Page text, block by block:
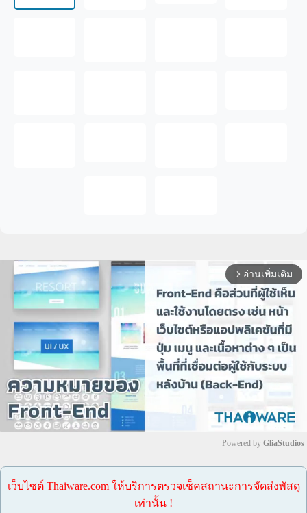
arrow_forward_ios อ่านเพิ่มเติม
Mute
Powered by GliaStudios
เว็บไซต์ Thaiware.com ให้บริการตรวจเช็คสถานะการจัดส่งพัสดุ
เท่านั้น !